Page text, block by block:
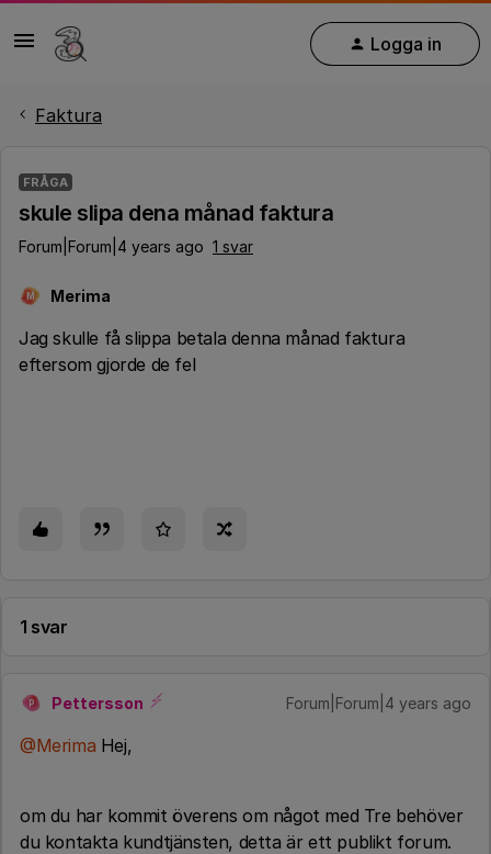
Logga in
Faktura
FRÅGA
skule slipa dena månad faktura
Forum|Forum|4 years ago 1 svar
M Merima
Jag skulle få slippa betala denna månad faktura
eftersom gjorde de fel
1 svar
P Pettersson Forum|Forum|4 years ago
@Merima Hej,
om du har kommit överens om något med Tre behöver
du kontakta kundtjänsten, detta är ett publikt forum.